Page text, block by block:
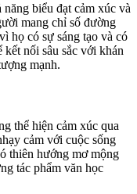
biểu đạt cảm xúc và
mang chỉ số đường
họ có sự sáng tạo và có
nối sâu sắc với khán
mạnh.
thể hiện cảm xúc qua
cảm với cuộc sống
thiên hướng mơ mộng
tác phẩm văn học